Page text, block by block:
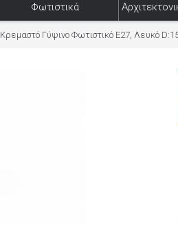
Φωτιστικά
Κρεμαστό Γύψινο Φωτιστικό E27, Λευκό